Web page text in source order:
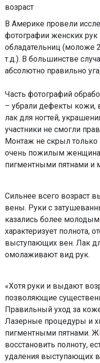
В Америке провели
фотографии женских рук
обладательниц (моложе
т.д.). В большинстве
абсолютно правильно
Часть фотографий
– убрали дефекты
лак для ногтей,
участники не смогли
Монтаж не скрыл только
очень пожилым
пигментными пятнами и
Сильнее всего возраст
вены. Руки с
казались более
характеризует полнота,
выступающих вен. Лак
омолаживают вид рук.
«Хотя руки и выдают
позволяющие
Правильный уход за
Лазерные процедуры и
пигментными пятнами.
восстановить полноту,
удаления выступающих